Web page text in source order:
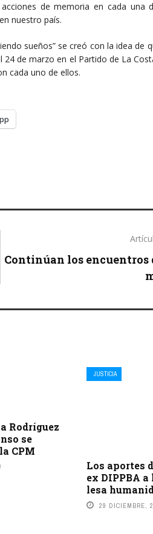
de memoria en cada una
nuestro país.
sueños” se creó con la idea de
de marzo en el Partido de La
cada uno de ellos.
Continúan los encuentros
Rodríguez
se
CPM
JUSTICIA
Los aportes
ex DIPPBA
lesa
29 DICIEMBRE,